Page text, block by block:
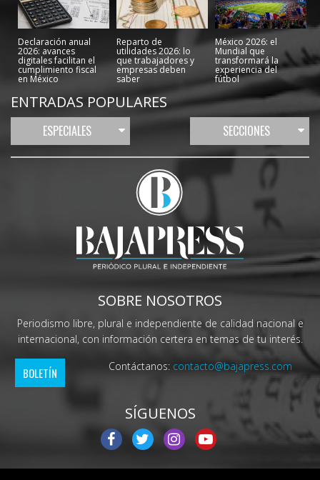
Declaración anual
2026: avances
digitales facilitan el
cumplimiento fiscal
en México
Reparto de
utilidades 2026: lo
que trabajadores y
empresas deben
saber
México 2026: el
Mundial que
transformará la
experiencia del
fútbol
ENTRADAS POPULARES
ESPECIALES SECCIONES
SOBRE NOSOTROS
Periodismo libre, plural e independiente de calidad nacional e
internacional, con información certera en temas de tu interés.
BOLETÍN Contáctanos: contacto@bajapress.com
SÍGUENOS